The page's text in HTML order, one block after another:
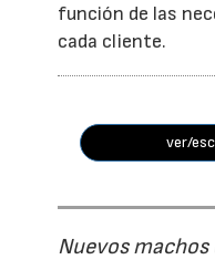
función de las
cada cliente.
ver/
Nuevos